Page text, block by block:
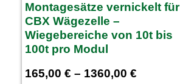
Montagesätze vernickelt für
CBX Wägezelle –
Wiegebereiche von 10t bis
100t pro Modul
165,00 € – 1360,00 €